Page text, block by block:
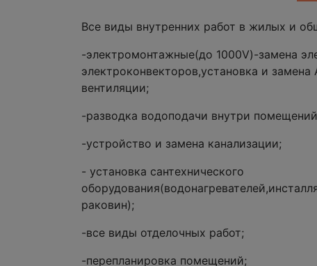
Все виды внутренних работ в жилых и
-электромонтажные(до 1000V)-замена
электроконвекторов,установка и
вентиляции;
-разводка водоподачи внутри
-устройство и замена канализации;
- установка сантехнического
раковин);
-все виды отделочных работ;
-перепланировка помещений;